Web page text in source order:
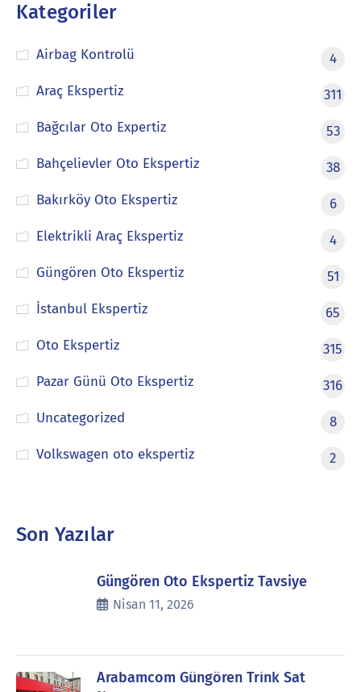
Kategoriler
Airbag Kontrolü
4
Araç Ekspertiz
311
Bağcılar Oto Expertiz
53
Bahçelievler Oto Ekspertiz
38
Bakırköy Oto Ekspertiz
6
Elektrikli Araç Ekspertiz
4
Güngören Oto Ekspertiz
51
İstanbul Ekspertiz
65
Oto Ekspertiz
315
Pazar Günü Oto Ekspertiz
316
Uncategorized
8
Volkswagen oto ekspertiz
2
Son Yazılar
Güngören Oto Ekspertiz Tavsiye
Nisan 11, 2026
Arabamcom Güngören Trink Sat